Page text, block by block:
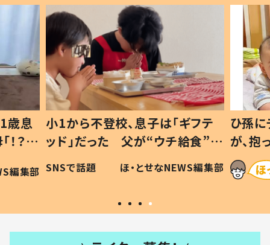
歳息
？」
編集部
小1から不登校、息子は「ギフテ
ッド」だった 父が“ウチ給食”を
作り続ける理由とは #令和の親
#令和の子
SNSで話題 ほ・とせなNEWS編集部
ひ孫
が、
「涙が
い」